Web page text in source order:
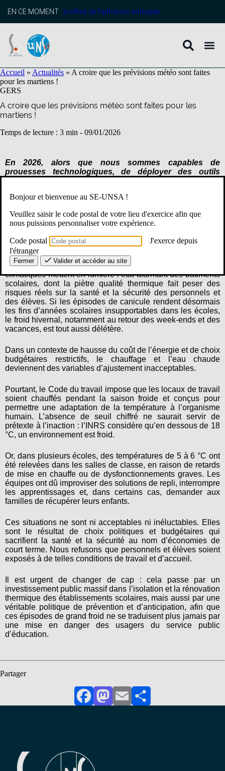
principal
EN CE MOMENT : profitez de l’adhésion anticipée
Accueil » Actualités » A croire que les prévisions météo sont faites
pour les martiens !
GERS
A croire que les prévisions météo sont faites pour les
martiens !
Temps de lecture : 3 min - 09/01/2026
En 2026, alors que nous sommes capables de
prouesses technologiques, de déployer des outils
chauffées correctement, condition pourtant
et des élèves en hiver.
La rentrée des 5, 6 et 7 janvier s’est déroulée dans des
conditions compliquées marquées par des températures
particulièrement basses ayant mis en difficulté de nombreux
établissements scolaires. Une fois de plus, les conditions
climatiques mettent en lumière l’état alarmant des bâtiments
scolaires, dont la piètre qualité thermique fait peser des
risques réels sur la santé et la sécurité des personnels et
des élèves. Si les épisodes de canicule rendent désormais
les fins d’années scolaires insupportables dans les écoles,
le froid hivernal, notamment au retour des week-ends et des
vacances, est tout aussi délétère.
Dans un contexte de hausse du coût de l’énergie et de choix
budgétaires restrictifs, le chauffage et l’eau chaude
deviennent des variables d’ajustement inacceptables.
Pourtant, le Code du travail impose que les locaux de travail
soient chauffés pendant la saison froide et conçus pour
permettre une adaptation de la température à l’organisme
humain. L’absence de seuil chiffré ne saurait servir de
prétexte à l’inaction : l’INRS considère qu’en dessous de 18
°C, un environnement est froid.
Or, dans plusieurs écoles, des températures de 5 à 6 °C ont
été relevées dans les salles de classe, en raison de retards
de mise en chauffe ou de dysfonctionnements graves. Les
équipes ont dû improviser des solutions de repli, interrompre
les apprentissages et, dans certains cas, demander aux
familles de récupérer leurs enfants.
Ces situations ne sont ni acceptables ni inéluctables. Elles
sont le résultat de choix politiques et budgétaires qui
sacrifient la santé et la sécurité au nom d’économies de
court terme. Nous refusons que personnels et élèves soient
exposés à de telles conditions de travail et d’accueil.
Il est urgent de changer de cap : cela passe par un
investissement public massif dans l’isolation et la rénovation
thermique des établissements scolaires, mais aussi par une
véritable politique de prévention et d’anticipation, afin que
ces épisodes de grand froid ne se traduisent plus jamais par
une mise en danger des usagers du service public
d’éducation.
Partager
FacebookMastodon
EmailPartager
Bonjour et bienvenue au SE-UNSA !
Veuillez saisir le code postal de votre lieu d'exercice afin que
nous puissions personnaliser votre expérience.
Code postal
J'exerce depuis
l'étranger
Fermer Valider et accéder au site